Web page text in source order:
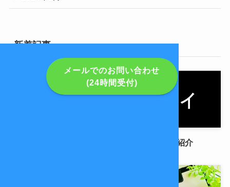
メールでのお問い合わせ
(24時間受付)
新着記事
爆サイの事例の紹介